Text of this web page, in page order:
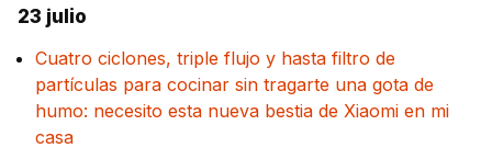
23 julio
Cuatro ciclones, triple flujo y hasta filtro de
partículas para cocinar sin tragarte una gota de
humo: necesito esta nueva bestia de Xiaomi en mi
casa